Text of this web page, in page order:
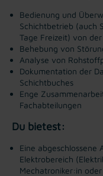
Bedienung und
Schichtbetrieb (auch
Tage Freizeit) von
Behebung von
Analyse von
Dokumentation der
Schichtbuches
Enge
Fachabteilungen
Du bietest:
Eine abgeschlossene
Elektrobereich
Mechatroniker:in